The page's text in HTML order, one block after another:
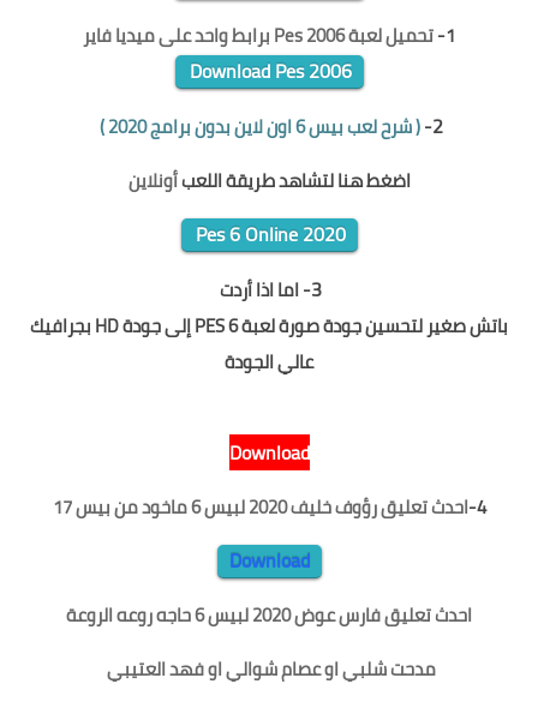
1
-تحميل لعبةPes 2006 برابط واحد على ميديا فاير
Download Pes 2006
2
-
(شرح لعب بيس 6 اون لاين بدون برامج 2020
)
اضغط هنا لتشاهد طريقة اللعبأونلاين
Pes 6 Online 2020
3
-اما اذا أردت
باتش صغير لتحسين جودة صورة لعبة PES 6 إلى جودة HD بجرافيك
عالي الجودة
Download
4- احدث تعليق رؤوف خليف 2020 لبيس 6 ماخود من بيس 17
Download
احدث تعليق فارس عوض 2020 لبيس 6
حاجه روعه الروعة
مدحت شلبي او عصام شوالي او فهد العتيبي